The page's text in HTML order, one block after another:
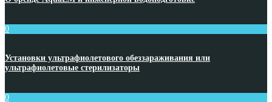
0
Установки ультрафиолетового обеззараживания или
ультрафиолетовые стерилизаторы
0